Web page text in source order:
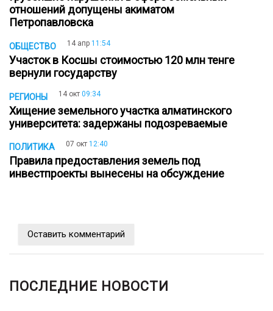
отношений допущены акиматом
Петропавловска
ОБЩЕСТВО 14 апр 11:54
Участок в Косшы стоимостью 120 млн тенге
вернули государству
РЕГИОНЫ 14 окт 09:34
Хищение земельного участка алматинского
университета: задержаны подозреваемые
ПОЛИТИКА 07 окт 12:40
Правила предоставления земель под
инвестпроекты вынесены на обсуждение
Оставить комментарий
ПОСЛЕДНИЕ НОВОСТИ